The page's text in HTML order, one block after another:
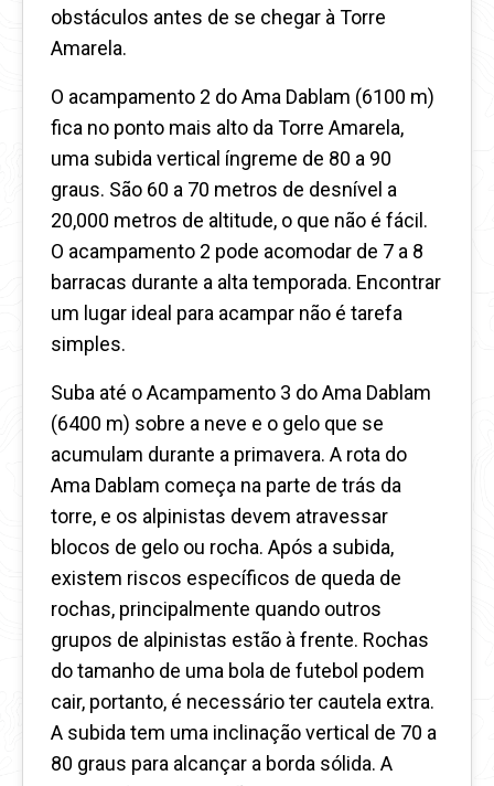
obstáculos antes de se chegar à Torre
Amarela.
O acampamento 2 do Ama Dablam (6100 m)
fica no ponto mais alto da Torre Amarela,
uma subida vertical íngreme de 80 a 90
graus. São 60 a 70 metros de desnível a
20,000 metros de altitude, o que não é fácil.
O acampamento 2 pode acomodar de 7 a 8
barracas durante a alta temporada. Encontrar
um lugar ideal para acampar não é tarefa
simples.
Suba até o Acampamento 3 do Ama Dablam
(6400 m) sobre a neve e o gelo que se
acumulam durante a primavera. A rota do
Ama Dablam começa na parte de trás da
torre, e os alpinistas devem atravessar
blocos de gelo ou rocha. Após a subida,
existem riscos específicos de queda de
rochas, principalmente quando outros
grupos de alpinistas estão à frente. Rochas
do tamanho de uma bola de futebol podem
cair, portanto, é necessário ter cautela extra.
A subida tem uma inclinação vertical de 70 a
80 graus para alcançar a borda sólida. A